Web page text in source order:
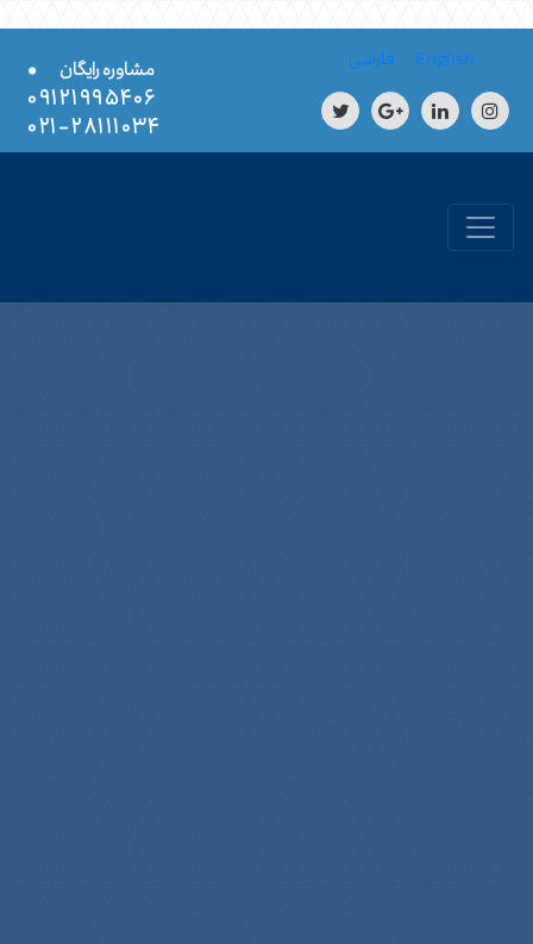
English فارسی مشاوره رایگان
•
۰۹۱۲۱۹۹۵۴۰۶
۲۸۱۱۱۰۳۴-۰۲۱